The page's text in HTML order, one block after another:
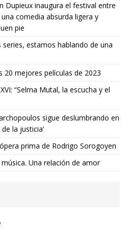
Dupieux inaugura el festival entre
una comedia absurda ligera y
pie
series, estamos hablando de una
20 mejores películas de 2023
“Selma Mutal, la escucha y el
sigue deslumbrando en
de la justicia’
prima de Rodrigo Sorogoyen
Una relación de amor